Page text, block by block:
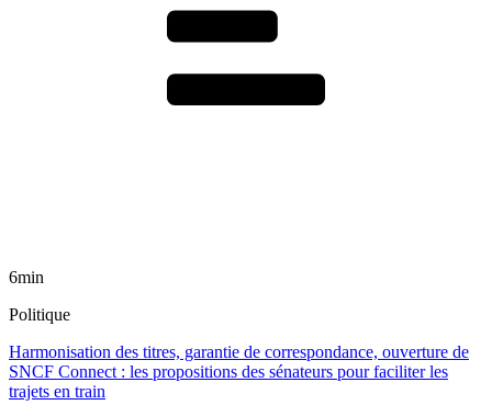
6min
Politique
Harmonisation des titres, garantie de correspondance, ouverture de
SNCF Connect : les propositions des sénateurs pour faciliter les
trajets en train